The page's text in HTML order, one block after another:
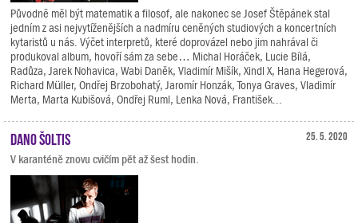
Původně měl být matematik a filosof, ale nakonec se Josef Štěpánek stal
jedním z asi nejvytíženějších a nadmíru ceněných studiových a koncertních
kytaristů u nás. Výčet interpretů, které doprovázel nebo jim nahrával či
produkoval album, hovoří sám za sebe… Michal Horáček, Lucie Bílá,
Radůza, Jarek Nohavica, Wabi Daněk, Vladimír Mišík, Xindl X, Hana Hegerová,
Richard Müller, Ondřej Brzobohatý, Jaromír Honzák, Tonya Graves, Vladimír
Merta, Marta Kubišová, Ondřej Ruml, Lenka Nová, František...
25. 5. 2020
Dano Šoltis
V karanténě znovu cvičím pět až šest hodin.